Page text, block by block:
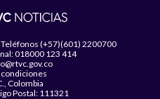
Teléfonos (+57)(601) 2200700
018000 123 414
Colombia
Postal: 111321